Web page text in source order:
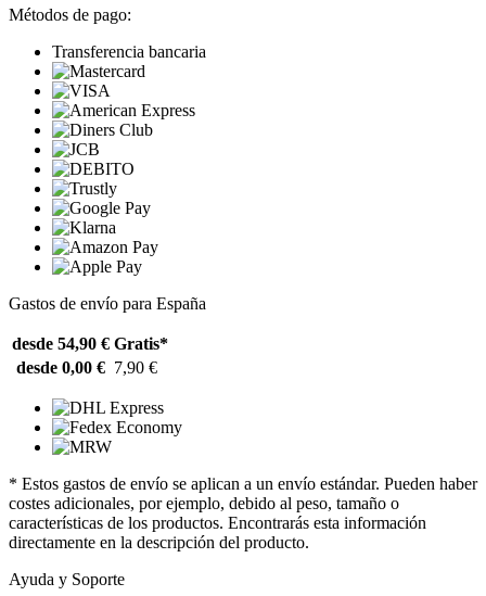
Métodos de pago:
Transferencia bancaria
Gastos de envío para España
desde 54,90 € Gratis*
desde 0,00 € 7,90 €
* Estos gastos de envío se aplican a un envío estándar. Pueden haber
costes adicionales, por ejemplo, debido al peso, tamaño o
características de los productos. Encontrarás esta información
directamente en la descripción del producto.
Ayuda y Soporte